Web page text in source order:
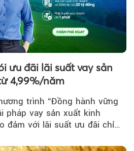
ưu đãi lãi suất vay sản
4,99%/năm
trình “Đồng hành vững
pháp vay sản xuất kinh
đảm với lãi suất ưu đãi chỉ